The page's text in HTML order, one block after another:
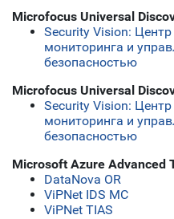
Microfocus Universal
Security Vision:
мониторинга и
безопасностью
Microfocus Universal
Security Vision:
мониторинга и
безопасностью
Microsoft Azure Advanced
DataNova OR
ViPNet IDS MC
ViPNet TIAS